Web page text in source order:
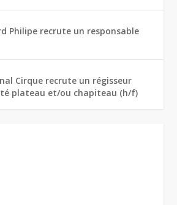
Philipe recrute un responsable
Cirque recrute un régisseur
plateau et/ou chapiteau (h/f)